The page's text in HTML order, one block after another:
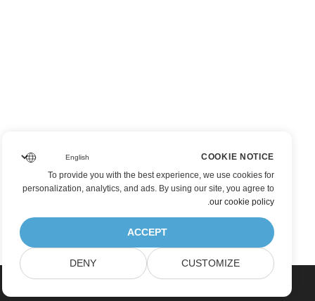
COOKIE NOTICE
To provide you with the best experience, we use cookies for
personalization, analytics, and ads. By using our site, you agree to
our cookie policy
.
ACCEPT
CUSTOMIZE
DENY